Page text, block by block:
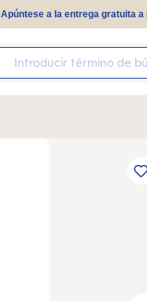
Apúntese a la entrega gratuita a